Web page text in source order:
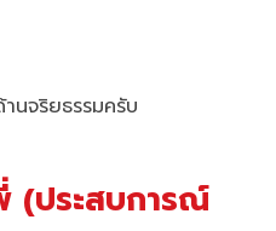
นจริยธรรมครับ
(ประสบการณ์